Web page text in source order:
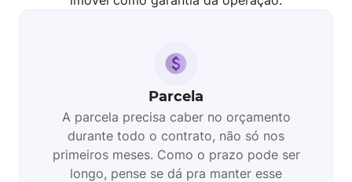
Parcela
A parcela precisa caber no orçamento
durante todo o contrato, não só nos
primeiros meses. Como o prazo pode ser
longo, pense se dá pra manter esse